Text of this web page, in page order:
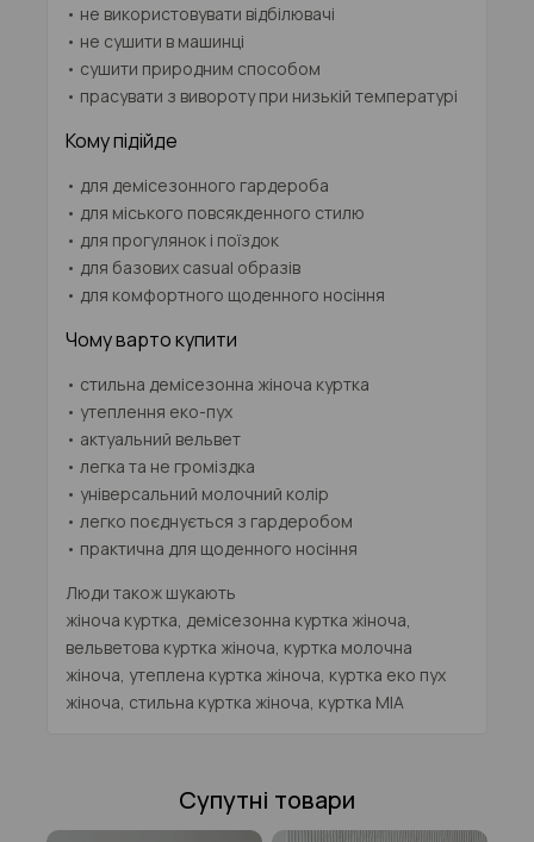
• не використовувати відбілювачі
• не сушити в машинці
• сушити природним способом
• прасувати з вивороту при низькій температурі
Кому підійде
• для демісезонного гардероба
• для міського повсякденного стилю
• для прогулянок і поїздок
• для базових casual образів
• для комфортного щоденного носіння
Чому варто купити
• стильна демісезонна жіноча куртка
• утеплення еко-пух
• актуальний вельвет
• легка та не громіздка
• універсальний молочний колір
• легко поєднується з гардеробом
• практична для щоденного носіння
Люди також шукають
жіноча куртка, демісезонна куртка жіноча,
вельветова куртка жіноча, куртка молочна
жіноча, утеплена куртка жіноча, куртка еко пух
жіноча, стильна куртка жіноча, куртка MIA
Супутні товари